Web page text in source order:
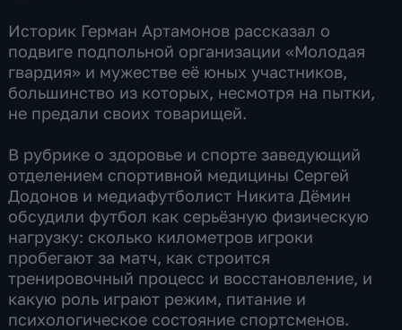
Историк Герман Артамонов рассказал о
подвиге подпольной организации «Молодая
гвардия» и мужестве её юных участников,
большинство из которых, несмотря на пытки,
не предали своих товарищей.
В рубрике о здоровье и спорте заведующий
отделением спортивной медицины Сергей
Додонов и медиафутболист Никита Дёмин
обсудили футбол как серьёзную физическую
нагрузку: сколько километров игроки
пробегают за матч, как строится
тренировочный процесс и восстановление, и
какую роль играют режим, питание и
психологическое состояние спортсменов.